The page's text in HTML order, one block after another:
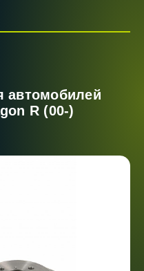
автомобилей
R (00-)